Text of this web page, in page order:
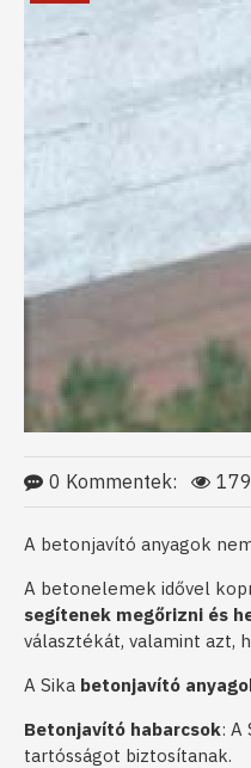
0 Kommentek:
A betonjavító anyagok
A betonelemek idővel
segítenek megőrizni és
választékát, valamint azt,
A Sika betonjavító
Betonjavító habarcsok: A
tartósságot biztosítanak.